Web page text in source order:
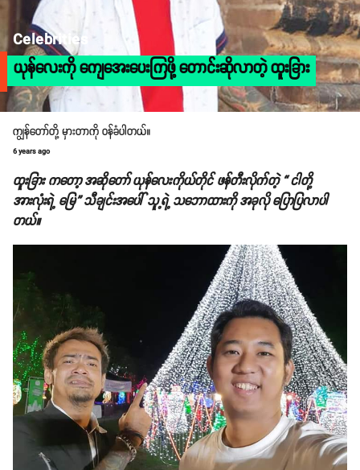
Celebrities
ယုန်လေးကို ကျေအေးပေးကြဖို့ တောင်းဆိုလာတဲ့ ထူးခြား
ကျွန်တော်တို့ မှားတာကို ဝန်ခံပါတယ်။
6 years ago
ထူးခြား ကတော့ အဆိုတော် ယုန်လေးကိုယ်တိုင် ဖန်တီးလိုက်တဲ့ “ ငါတို့
အားလုံးရဲ့ မြေ” သီချင်းအပေါ် သူ့ရဲ့ သဘောထားကို အခုလို ပြောပြလာပါ
တယ်။